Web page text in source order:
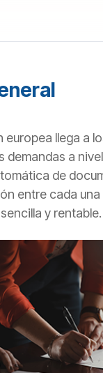
europea llega a
demandas a
de
entre cada
y rentable.